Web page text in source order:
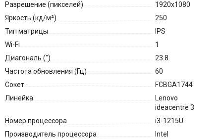
Разрешение (пикселей)
1920x1080
Яркость (кд/м²)
250
Тип матрицы
IPS
Wi-Fi
1
Диагональ (″)
23.8
Частота обновления (Гц)
60
Сокет
FCBGA1744
Линейка
Lenovo
ideacentre 3
Номер процессора
i3-1215U
Производитель процессора
Intel